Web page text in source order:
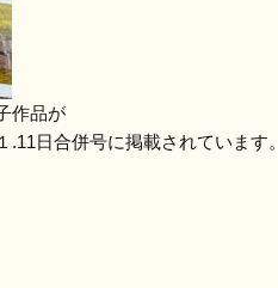
作品が
日合併号に掲載されています。